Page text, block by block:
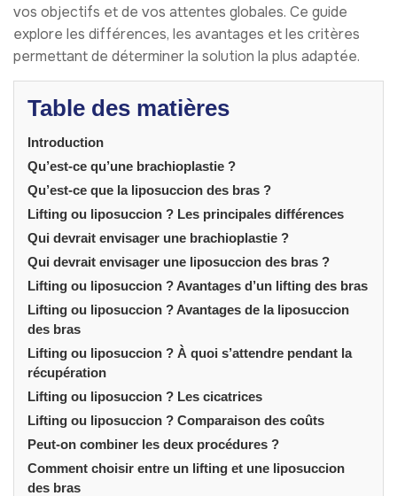
vos objectifs et de vos attentes globales. Ce guide
explore les différences, les avantages et les critères
permettant de déterminer la solution la plus adaptée.
Table des matières
Introduction
Qu’est-ce qu’une brachioplastie ?
Qu’est-ce que la liposuccion des bras ?
Lifting ou liposuccion ? Les principales différences
Qui devrait envisager une brachioplastie ?
Qui devrait envisager une liposuccion des bras ?
Lifting ou liposuccion ? Avantages d’un lifting des bras
Lifting ou liposuccion ? Avantages de la liposuccion
des bras
Lifting ou liposuccion ? À quoi s’attendre pendant la
récupération
Lifting ou liposuccion ? Les cicatrices
Lifting ou liposuccion ? Comparaison des coûts
Peut-on combiner les deux procédures ?
Comment choisir entre un lifting et une liposuccion
des bras